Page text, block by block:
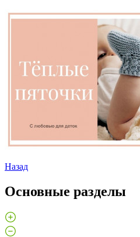
Назад
Основные разделы